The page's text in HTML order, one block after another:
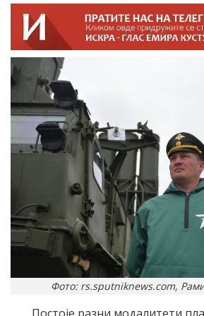
Фото: rs.sputniknews.com,